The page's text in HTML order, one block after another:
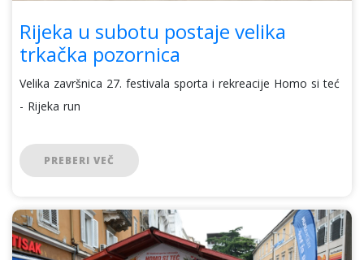
Rijeka u subotu postaje velika
trkačka pozornica
Velika završnica 27. festivala sporta i rekreacije Homo si teć
- Rijeka run
PREBERI VEČ